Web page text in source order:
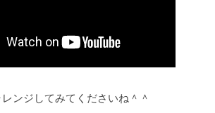
ンジしてみてくださいね＾＾